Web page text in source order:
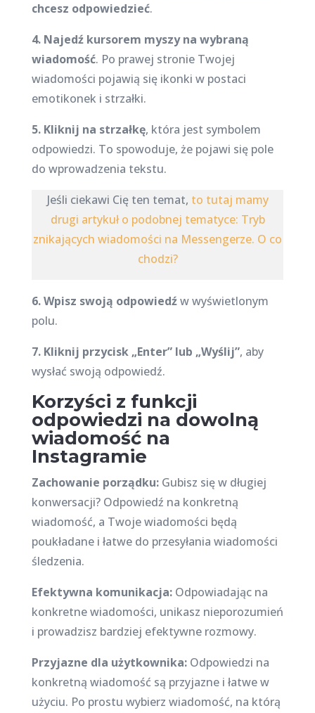
chcesz odpowiedzieć.
4. Najedź kursorem myszy na wybraną
wiadomość. Po prawej stronie Twojej
wiadomości pojawią się ikonki w postaci
emotikonek i strzałki.
5. Kliknij na strzałkę, która jest symbolem
odpowiedzi. To spowoduje, że pojawi się pole
do wprowadzenia tekstu.
Jeśli ciekawi Cię ten temat, to tutaj mamy
drugi artykuł o podobnej tematyce: Tryb
znikających wiadomości na Messengerze. O co
chodzi?
6. Wpisz swoją odpowiedźw wyświetlonym
polu.
7. Kliknij przycisk „Enter” lub „Wyślij”, aby
wysłać swoją odpowiedź.
Korzyści z funkcji
odpowiedzi na dowolną
wiadomość na
Instagramie
Zachowanie porządku: Gubisz się w długiej
konwersacji? Odpowiedź na konkretną
wiadomość, a Twoje wiadomości będą
poukładane i łatwe do przesyłania wiadomości
śledzenia.
Efektywna komunikacja:Odpowiadając na
konkretne wiadomości, unikasz nieporozumień
i prowadzisz bardziej efektywne rozmowy.
Przyjazne dla użytkownika:Odpowiedzi na
konkretną wiadomość są przyjazne i łatwe w
użyciu. Po prostu wybierz wiadomość, na którą